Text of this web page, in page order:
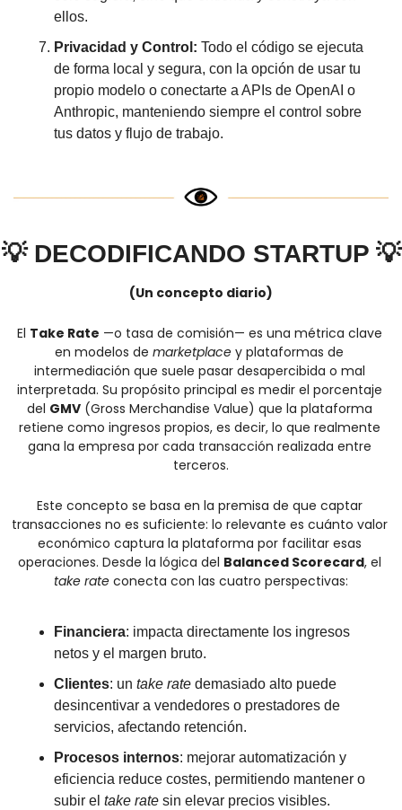
ellos.
Privacidad y Control: Todo el código se ejecuta
de forma local y segura, con la opción de usar tu
propio modelo o conectarte a APIs de OpenAI o
Anthropic, manteniendo siempre el control sobre
tus datos y flujo de trabajo.
💡 DECODIFICANDO STARTUP 💡
(Un concepto diario)
El Take Rate —o tasa de comisión— es una métrica clave
en modelos de marketplace y plataformas de
intermediación que suele pasar desapercibida o mal
interpretada. Su propósito principal es medir el porcentaje
del GMV (Gross Merchandise Value) que la plataforma
retiene como ingresos propios, es decir, lo que realmente
gana la empresa por cada transacción realizada entre
terceros.
Este concepto se basa en la premisa de que captar
transacciones no es suficiente: lo relevante es cuánto valor
económico captura la plataforma por facilitar esas
operaciones. Desde la lógica del Balanced Scorecard
take rate conecta con las cuatro perspectivas:
Financiera: impacta directamente los ingresos
netos y el margen bruto.
Clientes: un take rate demasiado alto puede
desincentivar a vendedores o prestadores de
servicios, afectando retención.
Procesos internos: mejorar automatización y
eficiencia reduce costes, permitiendo mantener o
subir el take rate sin elevar precios visibles.